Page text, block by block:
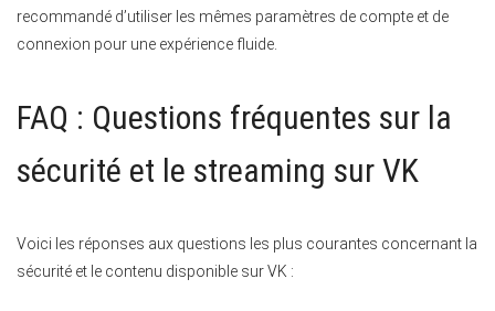
recommandé d’utiliser les mêmes paramètres de compte et de
connexion pour une expérience fluide.
FAQ : Questions fréquentes sur la
sécurité et le streaming sur VK
Voici les réponses aux questions les plus courantes concernant la
sécurité et le contenu disponible sur VK :